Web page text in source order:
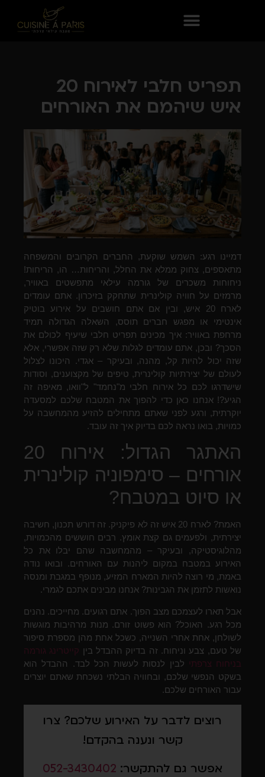
תפריט חלבי לאירוח 20
איש שיהמם את האורחים
דמיינו רגע: השמש שוקעת, החברים הקרובים והמשפחה
מתאספים, צחוק ממלא את החלל, והריחות… הו, הריחות!
ניחוחות משכרים של גורמה עילאי מתפשטים באוויר,
מרמזים על חוויה קולינרית שתחקק בזיכרון. אתם עומדים
לארח 20 איש, ובין אם אתם חושבים על אירוע בוטיק
אינטימי או מפגש חברים תוסס, השאלה הגדולה תמיד
מרחפת באוויר: איך מכינים תפריט חלבי שיעיף לכולם את
הסכך? ובכן, אתם עומדים לגלות שלא רק שזה אפשרי, אלא
שזה יכול להיות קל, מהנה, ובעיקר – אגדי. היכונו לצלול
לעולם של יצירתיות קולינרית, טיפים של מקצוענים, וסודות
שישדרגו לכם כל אירוח חלבי מ"נחמד" ל"וואו, מאיפה זה
הגיע?! אנחנו כאן כדי להפוך את המטבח שלכם למסעדה
יוקרתית, ורגע לפני שאתם מתחילים להזיע מהמחשבה על
כמויות, בואו נראה לכם בדיוק איך זה עובד.
האתגר הגדול: אירוח 20
אורחים – סימפוניה קולינרית
או סיוט במטבח?
האמת? לארח 20 איש זה לא פיקניק. זה דורש תכנון, חשיבה
יצירתית, ולפעמים גם קצת אומץ. רבים חוששים מהכמויות,
מהלוגיסטיקה, ובעיקר – מהמחשבה שהם יבלו את כל
האירוע במטבח במקום ליהנות עם האורחים. ובואו נודה
באמת, מי רוצה להיות המארח המזיע, מנופף במגבת ומנסה
נואשות לתזמן את הגבינות? אנחנו מבינים אתכם לגמרי.
אבל תארו לעצמכם מצב הפוך. אתם רגועים. מחייכים. נהנים
מכל רגע. האוכל? הוא פשוט זורם. מנות מרהיבות מוגשות
לשולחן, אחת אחרי השנייה, כשכל אחת מהן מספרת סיפור
של טעם, צבע וניחוח. זה בדיוק ההבדל בין קייטרינג גורמה
בניחוח צרפתי
לבין לנסות לעשות הכל לבד. ההבדל הוא
בשקט הנפשי שלכם, ובחוויה הבלתי נשכחת שאתם יוצרים
עבור האורחים שלכם.
רוצים לדבר על האירוע שלכם? צרו
קשר ונענה בהקדם!
אפשר גם להתקשר: 052-3430402